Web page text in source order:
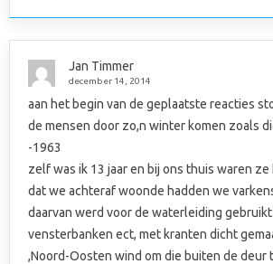
Jan Timmer
december 14, 2014
aan het begin van de geplaatste reacties
de mensen door zo,n winter komen zoals
-1963
zelf was ik 13 jaar en bij ons thuis waren
dat we achteraf woonde hadden we
daarvan werd voor de waterleiding
vensterbanken ect, met kranten dicht
,Noord-Oosten wind om die buiten de deur